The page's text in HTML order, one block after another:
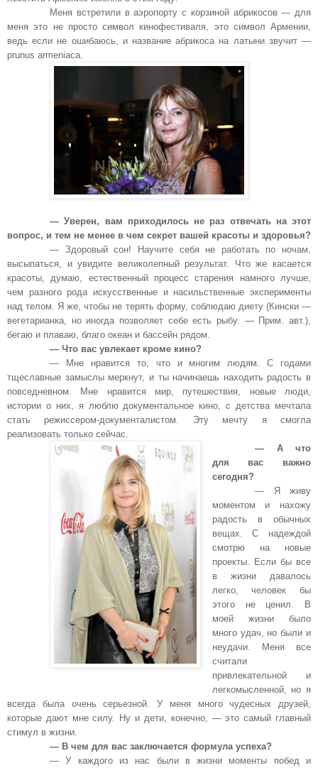
Меня встретили в аэропорту с корзиной абрикосов — для
меня это не просто символ кинофестиваля, это символ Армении,
ведь если не ошибаюсь, и название абрикоса на латыни звучит —
prunus armeniaca.
— Уверен, вам приходилось не раз отвечать на этот
вопрос, и тем не менее в чем секрет вашей красоты и здоровья?
— Здоровый сон! Научите себя не работать по ночам,
высыпаться, и увидите великолепный результат. Что же касается
красоты, думаю, естественный процесс старения намного лучше,
чем разного рода искусственные и насильственные эксперименты
над телом. Я же, чтобы не терять форму, соблюдаю диету (Кински —
вегетарианка, но иногда позволяет себе есть рыбу. — Прим. авт.),
бегаю и плаваю, благо океан и бассейн рядом.
— Что вас увлекает кроме кино?
— Мне нравится то, что и многим людям. С годами
тщеславные замыслы меркнут, и ты начинаешь находить радость в
повседневном. Мне нравится мир, путешествия, новые люди,
истории о них, я люблю документальное кино, с детства мечтала
стать режиссером-документалистом. Эту мечту я смогла
реализовать только сейчас.
— А что
для вас важно
сегодня?
— Я живу
моментом и нахожу
радость в обычных
вещах. С надеждой
смотрю на новые
проекты. Если бы все
в жизни давалось
легко, человек бы
этого не ценил. В
моей жизни было
много удач, но были и
неудачи. Меня все
считали
привлекательной и
легкомысленной, но я
всегда была очень серьезной. У меня много чудесных друзей,
которые дают мне силу. Ну и дети, конечно, — это самый главный
стимул в жизни.
— В чем для вас заключается формула успеха?
— У каждого из нас были в жизни моменты побед и